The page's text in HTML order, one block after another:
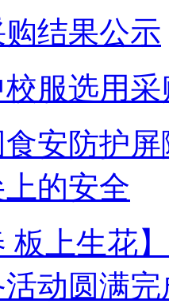
结果公示
服选用
食安防护
的安全
板上生花
动圆满完